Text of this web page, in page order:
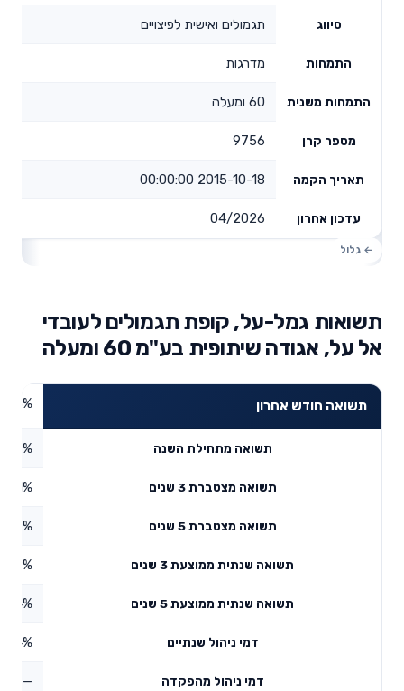
סיווג תגמולים ואישית לפיצויים
התמחות מדרגות
התמחות משנית 60 ומעלה
מספר קרן 9756
תאריך הקמה 2015-10-18 00:00:00
עדכון אחרון 04/2026
תשואות גמל-על, קופת תגמולים לעובדי
אל על, אגודה שיתופית בע"מ 60 ומעלה
תשואה חודש אחרון
תשואה מתחילת השנה 3.17%
תשואה מצטברת 3 שנים
תשואה מצטברת 5 שנים
תשואה שנתית ממוצעת 3 שנים
תשואה שנתית ממוצעת 5 שנים
דמי ניהול שנתיים 0.4%
דמי ניהול מהפקדה —